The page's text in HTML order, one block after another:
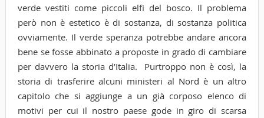
verde vestiti come piccoli elfi del bosco. Il problema
però non è estetico è di sostanza, di sostanza politica
ovviamente. Il verde speranza potrebbe andare ancora
bene se fosse abbinato a proposte in grado di cambiare
per davvero la storia d’Italia. Purtroppo non è così, la
storia di trasferire alcuni ministeri al Nord è un altro
capitolo che si aggiunge a un già corposo elenco di
motivi per cui il nostro paese gode in giro di scarsa